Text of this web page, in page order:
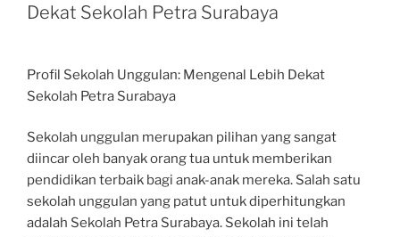
Dekat Sekolah Petra Surabaya
Profil Sekolah Unggulan: Mengenal Lebih Dekat
Sekolah Petra Surabaya
Sekolah unggulan merupakan pilihan yang sangat
diincar oleh banyak orang tua untuk memberikan
pendidikan terbaik bagi anak-anak mereka. Salah satu
sekolah unggulan yang patut untuk diperhitungkan
adalah Sekolah Petra Surabaya. Sekolah ini telah